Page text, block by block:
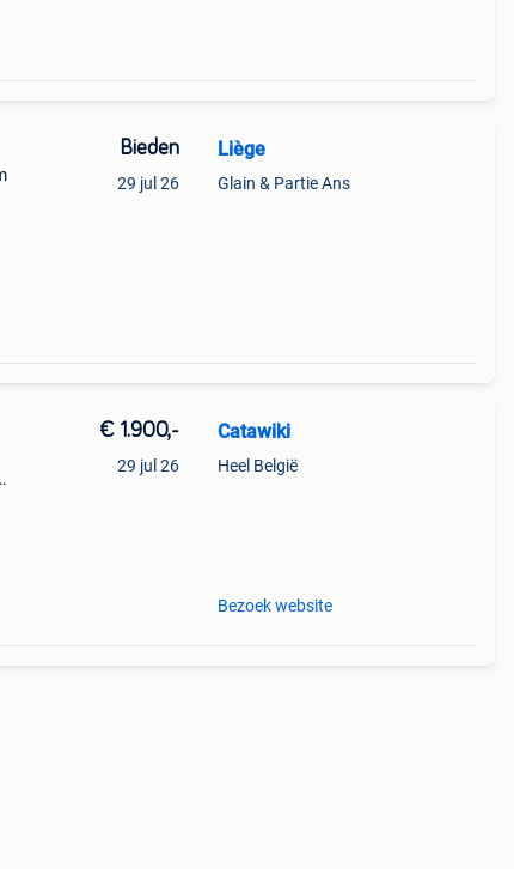
Bieden
29 jul 26
Liège
Glain & Partie Ans
€ 1.900,-
29 jul 26
Catawiki
Heel België
Bezoek website